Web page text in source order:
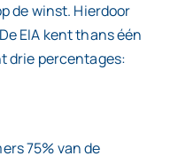
de winst. Hierdoor
EIA kent thans één
drie percentages:
75% van de